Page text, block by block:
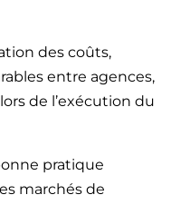
des coûts,
entre agences,
de l’exécution du
pratique
marchés de